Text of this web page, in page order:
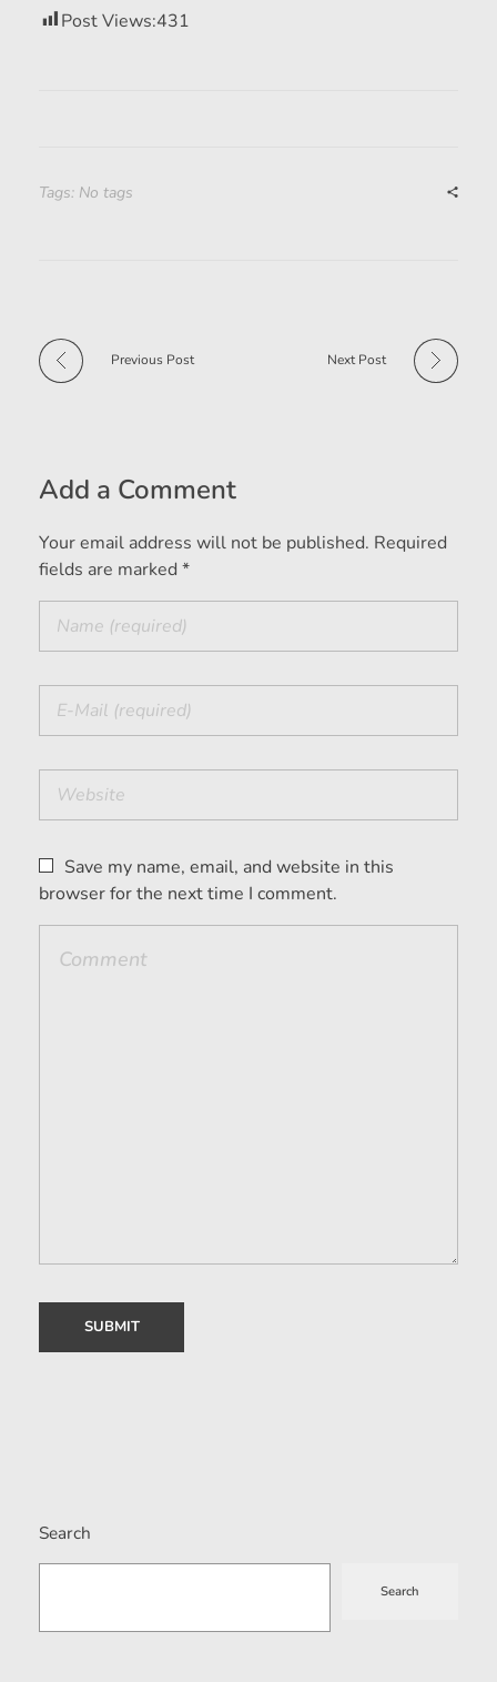
Post Views:431
Tags: No tags
Previous Post Next Post
Add a Comment
Your email address will not be published. Required
fields are marked *
Save my name, email, and website in this
browser for the next time I comment.
Search
Search